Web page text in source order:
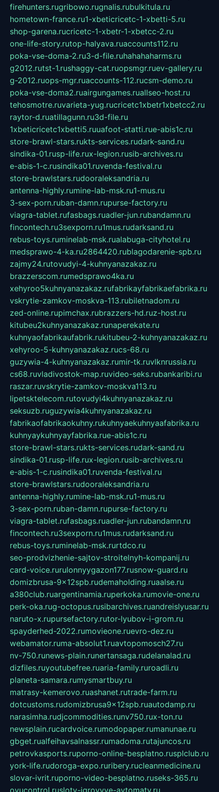
firehunters.rugribowo.rugnalis.rubulkitula.ru
hometown-france.ru1-xbeticricetc-1-xbetti-5.ru
shop-garena.rucricetc-1-xbetr-1-xbetcc-2.ru
one-life-story.rutop-halyava.ruaccounts112.ru
poka-vse-doma-2.ru3-d-file.ruhahahaharms.ru
g2012.rutst-1.rushaggy-cat.ruopsmgr.ruev-gallery.ru
g-2012.ruops-mgr.ruaccounts-112.rucsm-demo.ru
poka-vse-doma2.ruairgungames.ruallseo-host.ru
tehosmotre.ruvarieta-yug.rucricetc1xbetr1xbetcc2.ru
raytor-d.ruatillagunn.ru3d-file.ru
1xbeticricetc1xbetti5.ruuafoot-statti.rue-abis1c.ru
store-brawl-stars.rukts-services.rudark-sand.ru
sindika-01.rusp-life.rux-legion.rusib-archives.ru
e-abis-1-c.rusindika01.ruvenda-festival.ru
store-brawlstars.rudooraleksandria.ru
antenna-highly.rumine-lab-msk.ru1-mus.ru
3-sex-porn.ruban-damn.rupurse-factory.ru
viagra-tablet.rufasbags.ruadler-jun.rubandamn.ru
fincontech.ru3sexporn.ru1mus.rudarksand.ru
rebus-toys.ruminelab-msk.rualabuga-cityhotel.ru
medsprawo-4-ka.ru2864420.rublagodarenie-spb.ru
zajmy24.rutovudyi-4-kuhnyanazakaz.ru
brazzerscom.rumedsprawo4ka.ru
xehyroo5kuhnyanazakaz.rufabrikayfabrikaefabrika.ru
vskrytie-zamkov-moskva-113.rubiletnadom.ru
zed-online.rupimchax.rubrazzers-hd.ruz-host.ru
kitubeu2kuhnyanazakaz.runaperekate.ru
kuhnyaofabrikaufabrik.rukitubeu-2-kuhnyanazakaz.ru
xehyroo-5-kuhnyanazakaz.rucs-68.ru
guzywia-4-kuhnyanazakaz.rumir-tk.ruvlknrussia.ru
cs68.ruvladivostok-map.ruvideo-seks.rubankaribi.ru
raszar.ruvskrytie-zamkov-moskva113.ru
lipetsktelecom.rutovudyi4kuhnyanazakaz.ru
seksuzb.ruguzywia4kuhnyanazakaz.ru
fabrikaofabrikaokuhny.rukuhnyaekuhnyaafabrika.ru
kuhnyaykuhnyayfabrika.rue-abis1c.ru
store-brawl-stars.rukts-services.rudark-sand.ru
sindika-01.rusp-life.rux-legion.rusib-archives.ru
e-abis-1-c.rusindika01.ruvenda-festival.ru
store-brawlstars.rudooraleksandria.ru
antenna-highly.rumine-lab-msk.ru1-mus.ru
3-sex-porn.ruban-damn.rupurse-factory.ru
viagra-tablet.rufasbags.ruadler-jun.rubandamn.ru
fincontech.ru3sexporn.ru1mus.rudarksand.ru
rebus-toys.ruminelab-msk.rurtdco.ru
seo-prodvizhenie-sajtov-stroitelnyh-kompanij.ru
card-voice.rurulonnyygazon177.rusnow-guard.ru
domizbrusa-9x12spb.rudemaholding.ruaalse.ru
a380club.ruargentinamia.ruperkoka.rumovie-one.ru
perk-oka.rug-octopus.rusibarchives.ruandreislyusar.ru
naruto-x.rupursefactory.rutor-lyubov-i-grom.ru
spayderhed-2022.rumovieone.ruevro-dez.ru
webamator.ruma-absolut1.ruavtopomosch27.ru
nv-750.runews-plain.runertansaga.rudelanalad.ru
dizfiles.ruyoutubefree.ruaria-family.ruroadli.ru
planeta-samara.rumysmartbuy.ru
matrasy-kemerovo.ruashanet.rutrade-farm.ru
dotcustoms.rudomizbrusa9x12spb.ruautodamp.ru
narasimha.rudjcommodities.runv750.rux-ton.ru
newsplain.rucardvoice.rumodopaper.rumanunae.ru
gbget.rualfeihavsalnassr.rumadoma.rutajuncos.ru
petrovkasports.ruporno-online-besplatno.rusplclub.ru
york-life.rudoroga-expo.ruribery.rucleanmedicine.ru
slovar-ivrit.ruporno-video-besplatno.ruseks-365.ru
ovucontrol.rusloty-igrovyye-avtomaty.ru